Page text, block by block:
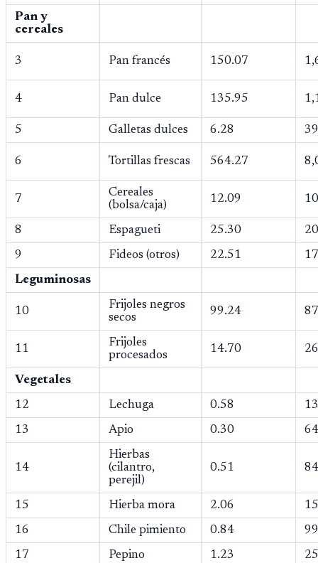
Pan y
cereales
3 Pan francés 150.07
4 Pan dulce 135.95
5 Galletas dulces 6.28
6 Tortillas frescas 564.27
7
Cereales
(bolsa/caja)
12.09
8 Espagueti 25.30
9
Fideos (otros) 22.51
Leguminosas
10
Frijoles negros
secos
99.24
11
Frijoles
procesados
14.70
Vegetales
12
Lechuga 0.58
13
Apio 0.30
14
Hierbas
(cilantro,
perejil)
0.51
15 Hierba mora 2.06
16
Chile pimiento 0.84
17
Pepino 1.23